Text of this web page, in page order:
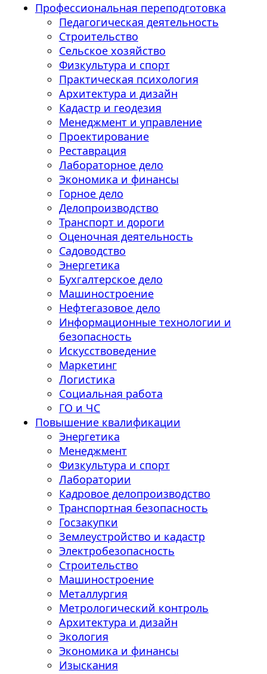
Профессиональная переподготовка
Педагогическая деятельность
Строительство
Сельское хозяйство
Физкультура и спорт
Практическая психология
Архитектура и дизайн
Кадастр и геодезия
Менеджмент и управление
Проектирование
Реставрация
Лабораторное дело
Экономика и финансы
Горное дело
Делопроизводство
Транспорт и дороги
Оценочная деятельность
Садоводство
Энергетика
Бухгалтерское дело
Машиностроение
Нефтегазовое дело
Информационные технологии и
безопасность
Искусствоведение
Маркетинг
Логистика
Социальная работа
ГО и ЧС
Повышение квалификации
Энергетика
Менеджмент
Физкультура и спорт
Лаборатории
Кадровое делопроизводство
Транспортная безопасность
Госзакупки
Землеустройство и кадастр
Электробезопасность
Строительство
Машиностроение
Металлургия
Метрологический контроль
Архитектура и дизайн
Экология
Экономика и финансы
Изыскания